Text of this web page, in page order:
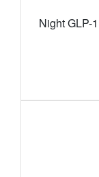
Night GLP-